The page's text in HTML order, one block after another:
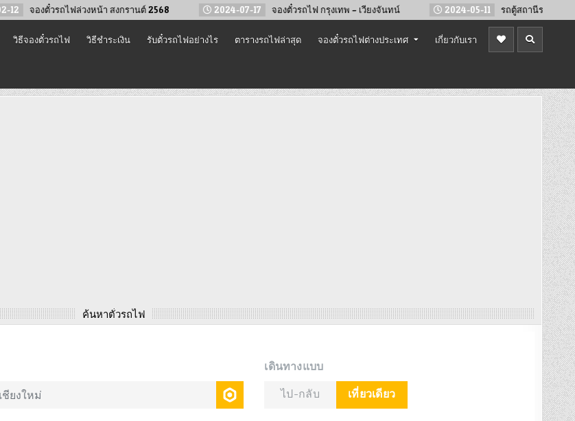
ฟล่วงหน้า สงกรานต์ 2568 2024-07-17 จองตั๋วรถไฟ กรุงเทพ – เวียงจันทน์ 2024-05-11 รถตู้สถานีรถไฟเด่นชัย ไป จ.น่าน
วิธีจองตั๋วรถไฟ วิธีชำระเงิน รับตั๋วรถไฟอย่างไร ตารางรถไฟล่าสุด จองตั๋วรถไฟต่างประเทศ เกี่ยวกับเรา
ค้นหาตั๋วรถไฟ